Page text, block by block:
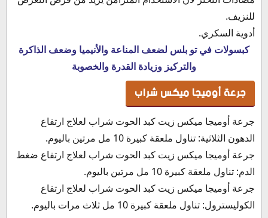
للنزيف.
أدوية السكري.
كبسولات في تو بلس لضعف المناعة والأنيميا وضعف الذاكرة
والتركيز وزيادة القدرة والخصوبة
جرعة أوميجا ميكس شراب
جرعة أوميجا ميكس زيت كبد الحوت شراب لعلاج ارتفاع
الدهون الثلاثية: تناول ملعقة كبيرة 10 مل مرتين باليوم.
جرعة أوميجا ميكس زيت كبد الحوت شراب لعلاج ارتفاع ضغط
الدم: تناول ملعقة كبيرة 10 مل مرتين باليوم.
جرعة أوميجا ميكس زيت كبد الحوت شراب لعلاج ارتفاع
الكوليسترول: تناول ملعقة كبيرة 10 مل ثلاث مرات باليوم.